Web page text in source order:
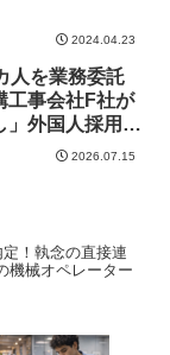
2024.04.23
人を業務委託
事会社F社が
」外国人採用の
2026.07.15
！執念の直接連
械オペレーター